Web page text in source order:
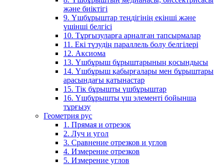
және биіктігі
9. Үшбұрыштар теңдігінің екінші және
үшінші белгісі
10. Тұрғызуларға арналған тапсырмалар
11. Екі түзудің параллель болу белгілері
12. Аксиома
13. Үшбұрыш бұрыштарының қосындысы
14. Үшбұрыш қабырғалары мен бұрыштары
арасындағы қатынастар
15. Тік бұрышты үшбұрыштар
16. Үшбұрышты үш элементі бойынша
тұрғызу
Геометрия рус
1. Прямая и отрезок
2. Луч и угол
3. Сравнение отрезков и углов
4. Измерение отрезков
5. Измерение углов